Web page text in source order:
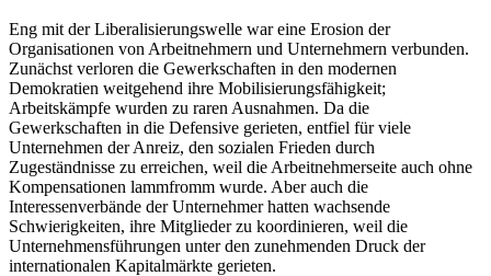
Eng mit der Liberalisierungswelle war eine Erosion der
Organisationen von Arbeitnehmern und Unternehmern verbunden.
Zunächst verloren die Gewerkschaften in den modernen
Demokratien weitgehend ihre Mobilisierungsfähigkeit;
Arbeitskämpfe wurden zu raren Ausnahmen. Da die
Gewerkschaften in die Defensive gerieten, entfiel für viele
Unternehmen der Anreiz, den sozialen Frieden durch
Zugeständnisse zu erreichen, weil die Arbeitnehmerseite auch ohne
Kompensationen lammfromm wurde. Aber auch die
Interessenverbände der Unternehmer hatten wachsende
Schwierigkeiten, ihre Mitglieder zu koordinieren, weil die
Unternehmensführungen unter den zunehmenden Druck der
internationalen Kapitalmärkte gerieten.